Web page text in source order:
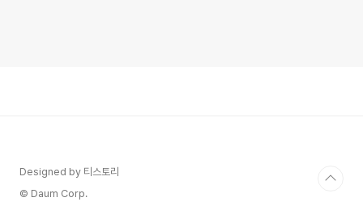
Designed by 티스토리
© Daum Corp.